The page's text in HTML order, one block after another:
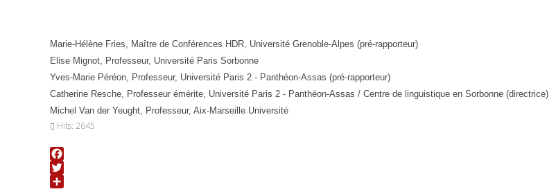
Marie-Hélène Fries, Maître de Conférences HDR, Université Grenoble-Alpes (pré-rapporteur)
Elise Mignot, Professeur, Université Paris Sorbonne
Yves-Marie Péréon, Professeur, Université Paris 2 - Panthéon-Assas (pré-rapporteur)
Catherine Resche, Professeur émérite, Université Paris 2 - Panthéon-Assas / Centre de linguistique en Sorbonne (directrice)
Michel Van der Yeught, Professeur, Aix-Marseille Université
Hits: 2645
Facebook
Twitter